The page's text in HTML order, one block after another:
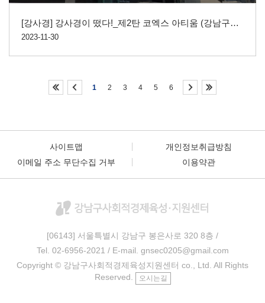
[강사경] 강사경이 떴다!_제2탄 코엑스 아티움 (강남구사회적경제 홍보영상)
2023-11-30
1 2 3 4 5 6
사이트맵
개인정보취급방침
이메일 주소 무단수집 거부
이용약관
[06143] 서울특별시 강남구 봉은사로 320 8층 /
Tel. 02-6956-2021 / E-mail. gnsec0205@gmail.com
Copyright © 강남구사회적경제육성지원센터 co., Ltd. All Rights
Reserved.
오시는길